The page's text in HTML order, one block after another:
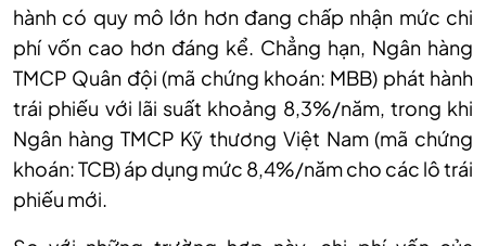
hành có quy mô lớn hơn đang chấp nhận mức chi
phí vốn cao hơn đáng kể. Chẳng hạn, Ngân hàng
TMCP Quân đội (mã chứng khoán: MBB) phát hành
trái phiếu với lãi suất khoảng 8,3%/năm, trong khi
Ngân hàng TMCP Kỹ thương Việt Nam (mã chứng
khoán: TCB) áp dụng mức 8,4%/năm cho các lô trái
phiếu mới.